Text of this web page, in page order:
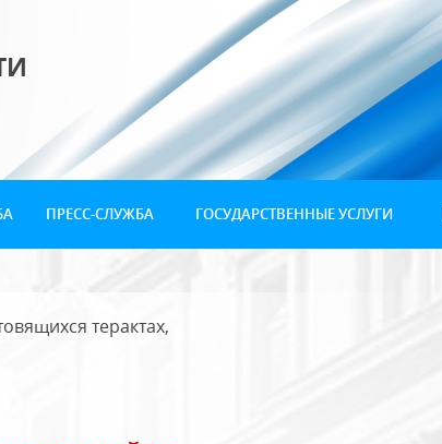
ПРЕСС-СЛУЖБА ГОСУДАРСТВЕННЫЕ УСЛУГИ
терактах,